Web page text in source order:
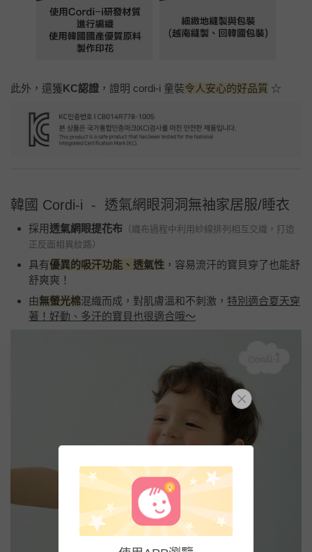
此外，還獲KC認證 ，證明 cordi-i 童裝令人安心的好品質 ☆
韓國 Cordi-i - 透氣網眼洞洞無袖家居服/睡衣
採用 透氣網眼提花布 （織布過程中利用紗線排列相互交織，打造
正反面相異紋路）
具有優異的吸汗功能、透氣性 ，容易流汗的寶貝穿了也能舒
舒爽爽！
由無螢光棉混織而成，對肌膚溫和不刺激， 特別適合夏天穿
著！好動、多汗的寶貝也很適合哦～